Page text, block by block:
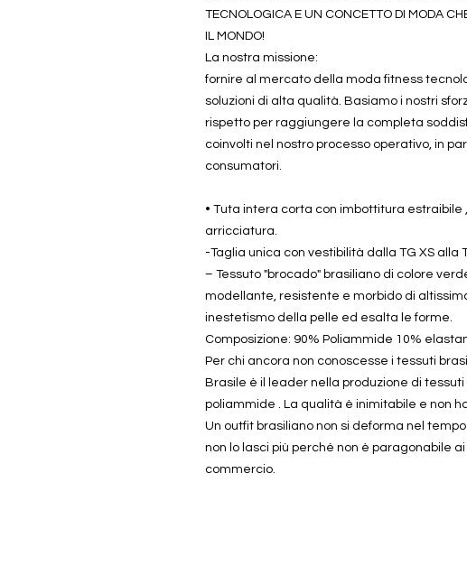
TECNOLOGICA E UN CONCETTO DI MODA
IL MONDO!
La nostra missione:
fornire al mercato della moda fitness
soluzioni di alta qualità. Basiamo i nostri
rispetto per raggiungere la completa
coinvolti nel nostro processo operativo, in
consumatori.
• Tuta intera corta con imbottitura estraibile
arricciatura.
-Taglia unica con vestibilità dalla TG XS alla
– Tessuto "brocado" brasiliano di colore
modellante, resistente e morbido di
inestetismo della pelle ed esalta le forme.
Composizione: 90% Poliammide 10%
Per chi ancora non conoscesse i tessuti
Brasile è il leader nella produzione di tessuti
poliammide . La qualità è inimitabile e non
Un outfit brasiliano non si deforma nel
non lo lasci più perché non è paragonabile
commercio.